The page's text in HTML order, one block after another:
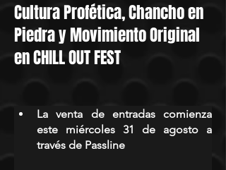
Cultura Profética, Chancho en
Piedra y Movimiento Original
en CHILL OUT FEST
La venta de entradas comienza
este miércoles 31 de agosto a
través de Passline